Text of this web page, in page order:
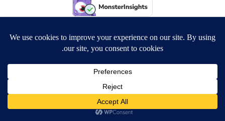
اخبار فوری آتش‌سوزی، عاقبت کشتی مورد حمایت آمریکا در هرمز